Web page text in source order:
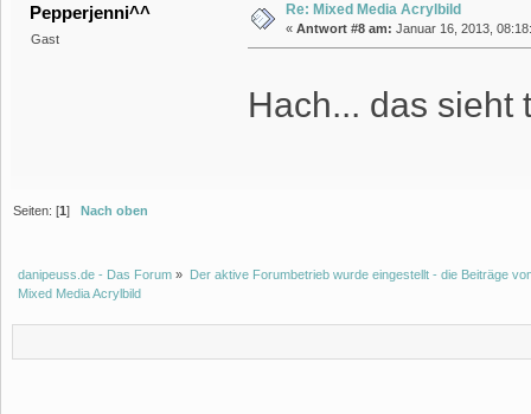
Pepperjenni^^
Gast
Re: Mixed Media Acrylbild
« Antwort #8 am: Januar 16, 2013,
Hach... das sieht
Seiten: [1] Nach oben
danipeuss.de - Das Forum » Der aktive Forumbetrieb wurde eingestellt - die Beiträge
Mixed Media Acrylbild